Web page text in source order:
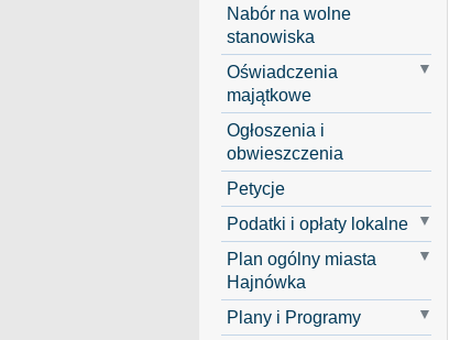
Nabór na wolne
stanowiska
Oświadczenia
majątkowe
Ogłoszenia i
obwieszczenia
Petycje
Podatki i opłaty lokalne
Plan ogólny miasta
Hajnówka
Plany i Programy